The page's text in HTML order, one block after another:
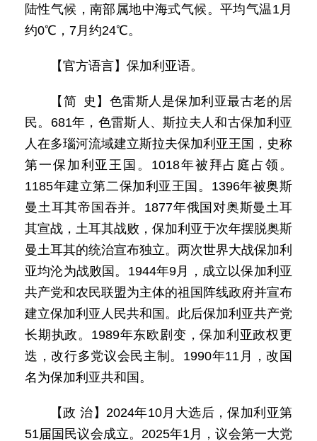
陆性气候，南部属地中海式气候。平均气温1月
约0℃，7月约24℃。
【官方语言】保加利亚语。
【简 史】色雷斯人是保加利亚最古老的居
民。681年，色雷斯人、斯拉夫人和古保加利亚
人在多瑙河流域建立斯拉夫保加利亚王国，史称
第一保加利亚王国。1018年被拜占庭占领。
1185年建立第二保加利亚王国。1396年被奥斯
曼土耳其帝国吞并。1877年俄国对奥斯曼土耳
其宣战，土耳其战败，保加利亚于次年摆脱奥斯
曼土耳其的统治宣布独立。两次世界大战保加利
亚均沦为战败国。1944年9月，成立以保加利亚
共产党和农民联盟为主体的祖国阵线政府并宣布
建立保加利亚人民共和国。此后保加利亚共产党
长期执政。1989年东欧剧变，保加利亚政权更
迭，改行多党议会民主制。1990年11月，改国
名为保加利亚共和国。
【政 治】2024年10月大选后，保加利亚第
51届国民议会成立。2025年1月，议会第一大党